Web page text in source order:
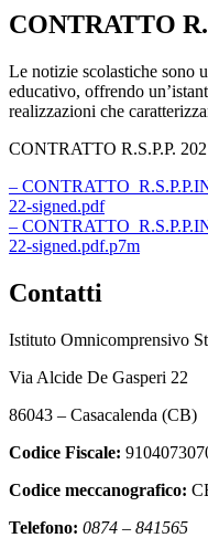
CONTRATTO
Le notizie scolastiche sono
educativo, offrendo
realizzazioni che
CONTRATTO R.S.P.P.
–
22-signed.pdf
–
22-signed.pdf.p7m
Contatti
Istituto Omnicomprensivo
Via Alcide De Gasperi 22
86043 – Casacalenda (CB)
Codice Fiscale:
Codice meccanografico:
Telefono: 0874 – 841565